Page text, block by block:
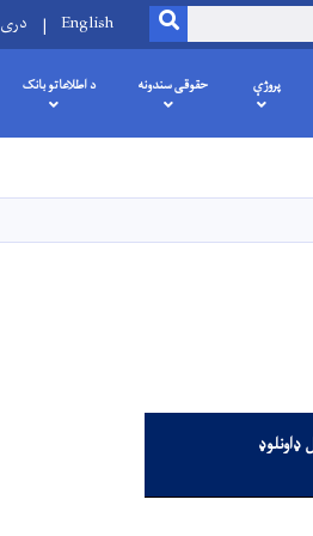
SEARCH
English دری
پروژې حقوقی سندونه د اطلاعاتو بانک
ډاونلوډ